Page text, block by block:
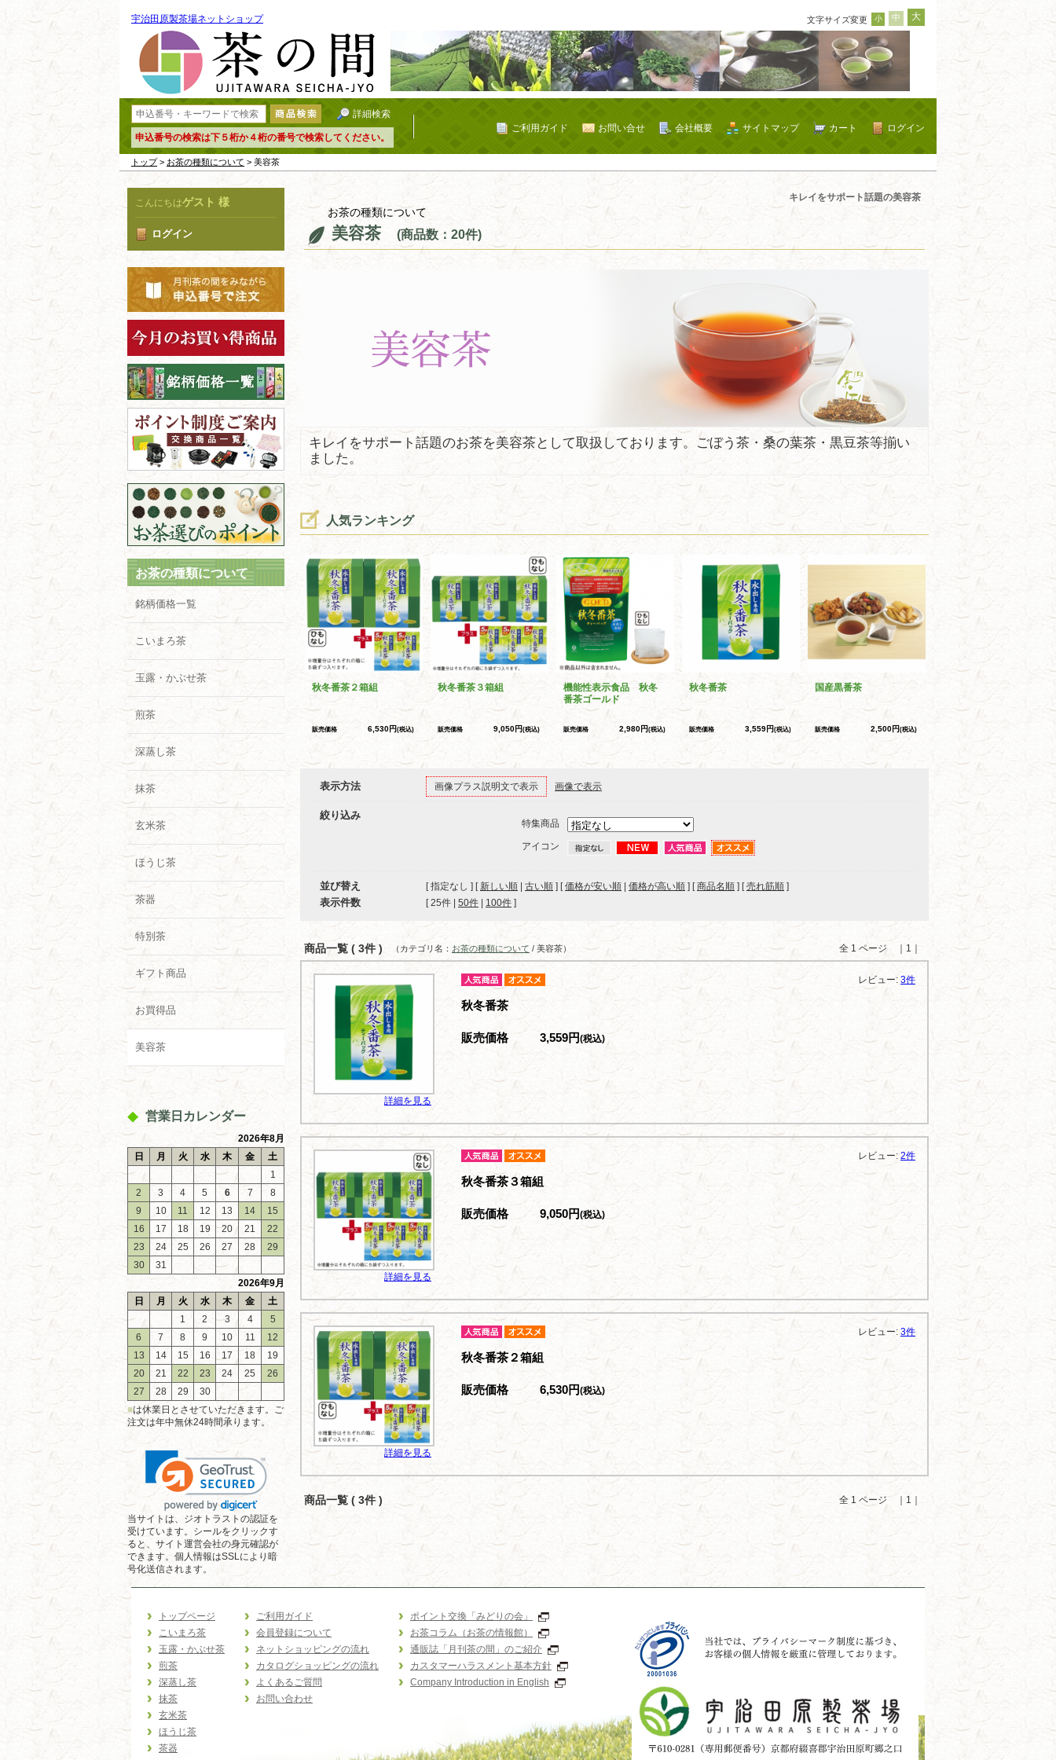
宇治田原製茶場ネットショップ 文字サイズ変更 小 中 大
詳細検索
申込番号の検索は下５桁か４桁の番号で検索してください。
ログイン
カート
サイトマップ
会社概要
お問い合せ
ご利用ガイド
トップ> お茶の種類について > 美容茶
こんにちはゲスト 様
ログイン
お茶の種類について
銘柄価格一覧
こいまろ茶
玉露・かぶせ茶
煎茶
深蒸し茶
抹茶
玄米茶
ほうじ茶
茶器
特別茶
ギフト商品
お買得品
美容茶
営業日カレンダー
2026年8月
日
月 火 水 木 金
土
1
2
3 4 5 6 7
8
9
10 11 12 13 14
15
16
17 18 19 20 21
22
23
24 25 26 27 28
29
30
31
2026年9月
日
月 火 水 木 金
土
1
2 3 4
5
6
7 8 9 10 11
12
13
14 15 16 17 18
19
20
21 22 23 24 25
26
27
28 29
30
■は休業日とさせていただきます。ご
注文は年中無休24時間承ります。
当サイトは、ジオトラストの認証を
受けています。シールをクリックす
ると、サイト運営会社の身元確認が
できます。個人情報はSSLにより暗
号化送信されます。
キレイをサポート話題の美容茶
お茶の種類について
美容茶 (商品数：20件)
キレイをサポート話題のお茶を美容茶として取扱しております。ごぼう茶・桑の葉茶・黒豆茶等揃い
ました。
人気ランキング
秋冬番茶２箱組
販売価格 6,530円(税込)
秋冬番茶３箱組
販売価格 9,050円(税込)
機能性表示食品 秋冬
番茶ゴールド
販売価格 2,980円(税込)
秋冬番茶
販売価格 3,559円(税込)
国産黒番茶
販売価格 2,500円(税込)
表示方法 画像プラス説明文で表示 画像で表示
絞り込み
特集商品
アイコン
並び替え [ 指定なし ] [ 新しい順 古い順 ] [価格が安い順 価格が高い順 ] [商品名順 ] [売れ筋順 ]
表示件数 [ 25件 50件 100件 ]
商品一覧 ( 3件 ) 全 1 ページ ｜1｜
（カテゴリ名： お茶の種類について / 美容茶）
詳細を見る
レビュー: 3件
秋冬番茶
販売価格 3,559円(税込)
詳細を見る
レビュー: 2件
秋冬番茶３箱組
販売価格 9,050円(税込)
詳細を見る
レビュー: 3件
秋冬番茶２箱組
販売価格 6,530円(税込)
商品一覧 ( 3件 ) 全 1 ページ ｜1｜
トップページ
こいまろ茶
玉露・かぶせ茶
煎茶
深蒸し茶
抹茶
玄米茶
ほうじ茶
茶器
ご利用ガイド
会員登録について
ネットショッピングの流れ
カタログショッピングの流れ
よくあるご質問
お問い合わせ
ポイント交換「みどりの会」
お茶コラム（お茶の情報館）
通販誌「月刊茶の間」のご紹介
カスタマーハラスメント基本方針
Company Introduction in English